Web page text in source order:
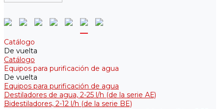
Catálogo
De vuelta
Catálogo
Equipos para purificación de agua
De vuelta
Equipos para purificación de agua
Destiladores de agua, 2-25 l/h (de la serie АЕ)
Bidestiladores, 2-12 l/h (de la serie BE)